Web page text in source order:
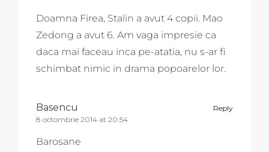
Doamna Firea, Stalin a avut 4 copii. Mao
Zedong a avut 6. Am vaga impresie ca
daca mai faceau inca pe-atatia, nu s-ar fi
schimbat nimic in drama popoarelor lor.
Reply
Basencu
8 octombrie 2014 at 20:54
Barosane